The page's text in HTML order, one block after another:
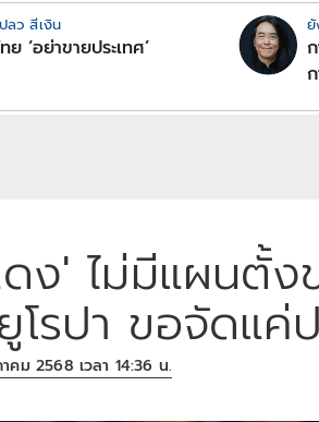
ลว สีเงิน
ย ‘อย่าขายประเทศ’
ยั
ง' ไม่มีแผนตั้ง
โรปา ขอจัดแค่
คม 2568 เวลา 14:36 น.